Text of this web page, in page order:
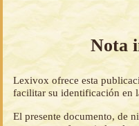
Nota
Lexivox ofrece esta
facilitar su identificación en
El presente documento, de